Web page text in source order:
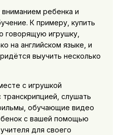
ребенка и
К примеру, купить
говорящую игрушку,
на английском языке, и
выучить несколько
с игрушкой
транскрипцией, слушать
обучающие видео
с вашей помощью
для своего